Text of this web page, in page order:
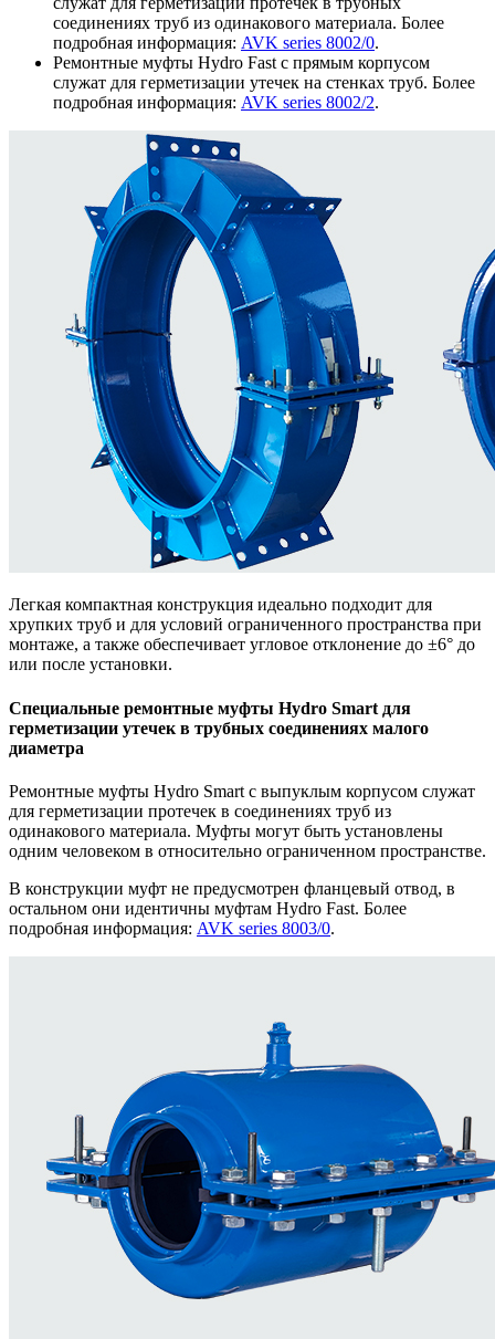
соединениях труб из одинакового материала. Более
подробная информация: AVK series 8002/0.
Ремонтные муфты Hydro Fast с прямым корпусом
служат для герметизации утечек на стенках труб. Более
подробная информация: AVK series 8002/2.
Легкая компактная конструкция идеально подходит для
хрупких труб и для условий ограниченного пространства при
монтаже, а также обеспечивает угловое отклонение до ±6° до
или после установки.
Специальные ремонтные муфты Hydro Smart для
герметизации утечек в трубных соединениях малого
диаметра
Ремонтные муфты Hydro Smart с выпуклым корпусом служат
для герметизации протечек в соединениях труб из
одинакового материала. Муфты могут быть установлены
одним человеком в относительно ограниченном пространстве.
В конструкции муфт не предусмотрен фланцевый отвод, в
остальном они идентичны муфтам Hydro Fast. Более
подробная информация: AVK series 8003/0.